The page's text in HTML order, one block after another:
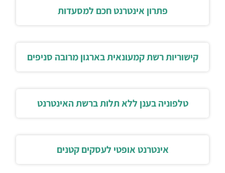
פתרון אינטרנט חכם למסעדות
קישוריות רשת קמעונאית בארגון מרובה סניפים
טלפוניה בענן ללא תלות ברשת האינטרנט
אינטרנט אופטי לעסקים קטנים